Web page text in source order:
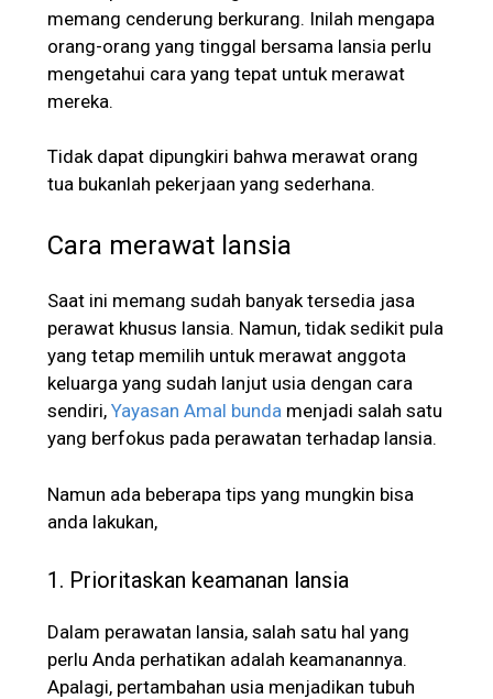
memang cenderung berkurang. Inilah mengapa
orang-orang yang tinggal bersama lansia perlu
mengetahui cara yang tepat untuk merawat
mereka.
Tidak dapat dipungkiri bahwa merawat orang
tua bukanlah pekerjaan yang sederhana.
Cara merawat lansia
Saat ini memang sudah banyak tersedia jasa
perawat khusus lansia. Namun, tidak sedikit pula
yang tetap memilih untuk merawat anggota
keluarga yang sudah lanjut usia dengan cara
sendiri, Yayasan Amal bunda menjadi salah satu
yang berfokus pada perawatan terhadap lansia.
Namun ada beberapa tips yang mungkin bisa
anda lakukan,
1. Prioritaskan keamanan lansia
Dalam perawatan lansia, salah satu hal yang
perlu Anda perhatikan adalah keamanannya.
Apalagi, pertambahan usia menjadikan tubuh